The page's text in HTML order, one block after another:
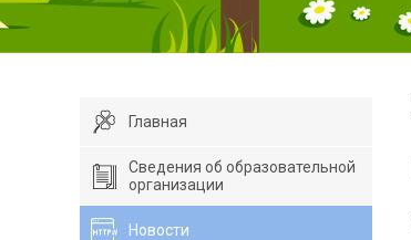
Главная
Сведения об образовательной
организации
Новости